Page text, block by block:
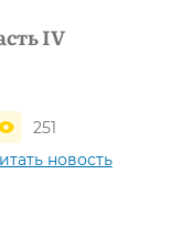
IV
251
новость